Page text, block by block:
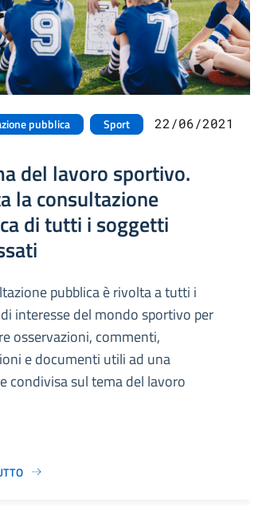
pubblica Sport 22/06/2021
del lavoro sportivo.
la consultazione
di tutti i soggetti
pubblica è rivolta a tutti i
interesse del mondo sportivo per
osservazioni, commenti,
e documenti utili ad una
condivisa sul tema del lavoro